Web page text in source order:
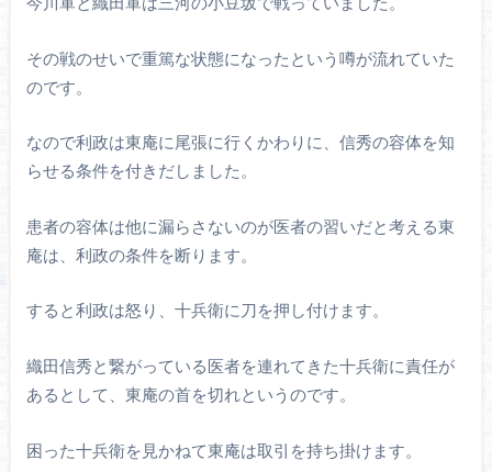
その戦のせいで重篤な状態になったという噂が流れていた
のです。
なので利政は東庵に尾張に行くかわりに、信秀の容体を知
らせる条件を付きだしました。
患者の容体は他に漏らさないのが医者の習いだと考える東
庵は、利政の条件を断ります。
すると利政は怒り、十兵衛に刀を押し付けます。
織田信秀と繋がっている医者を連れてきた十兵衛に責任が
あるとして、東庵の首を切れというのです。
困った十兵衛を見かねて東庵は取引を持ち掛けます。